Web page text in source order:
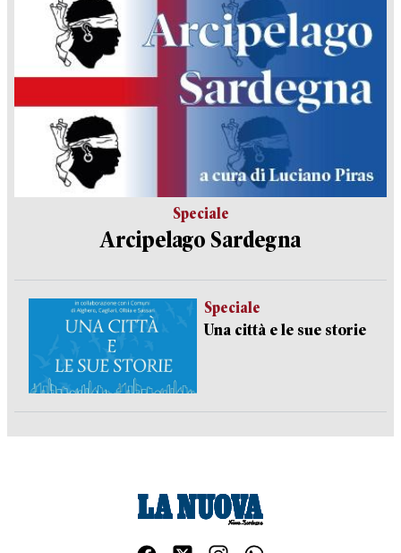
Speciale
Arcipelago Sardegna
Speciale
Una città e le sue storie